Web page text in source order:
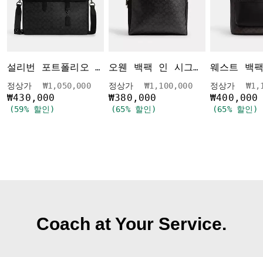
설리번 포트폴리오 브리프 인 시그니처 캔버스
정상가
가격 인하 전
₩1,050,000인하됨
₩430,000
(59% 할인)
오웬 백팩 인 시그니처 캔버스
정상가
가격 인하 전
₩1,100,000인하됨
₩380,000
(65% 할인)
정상가 가
₩400,000
(65% 할인)
Coach at Your Service.